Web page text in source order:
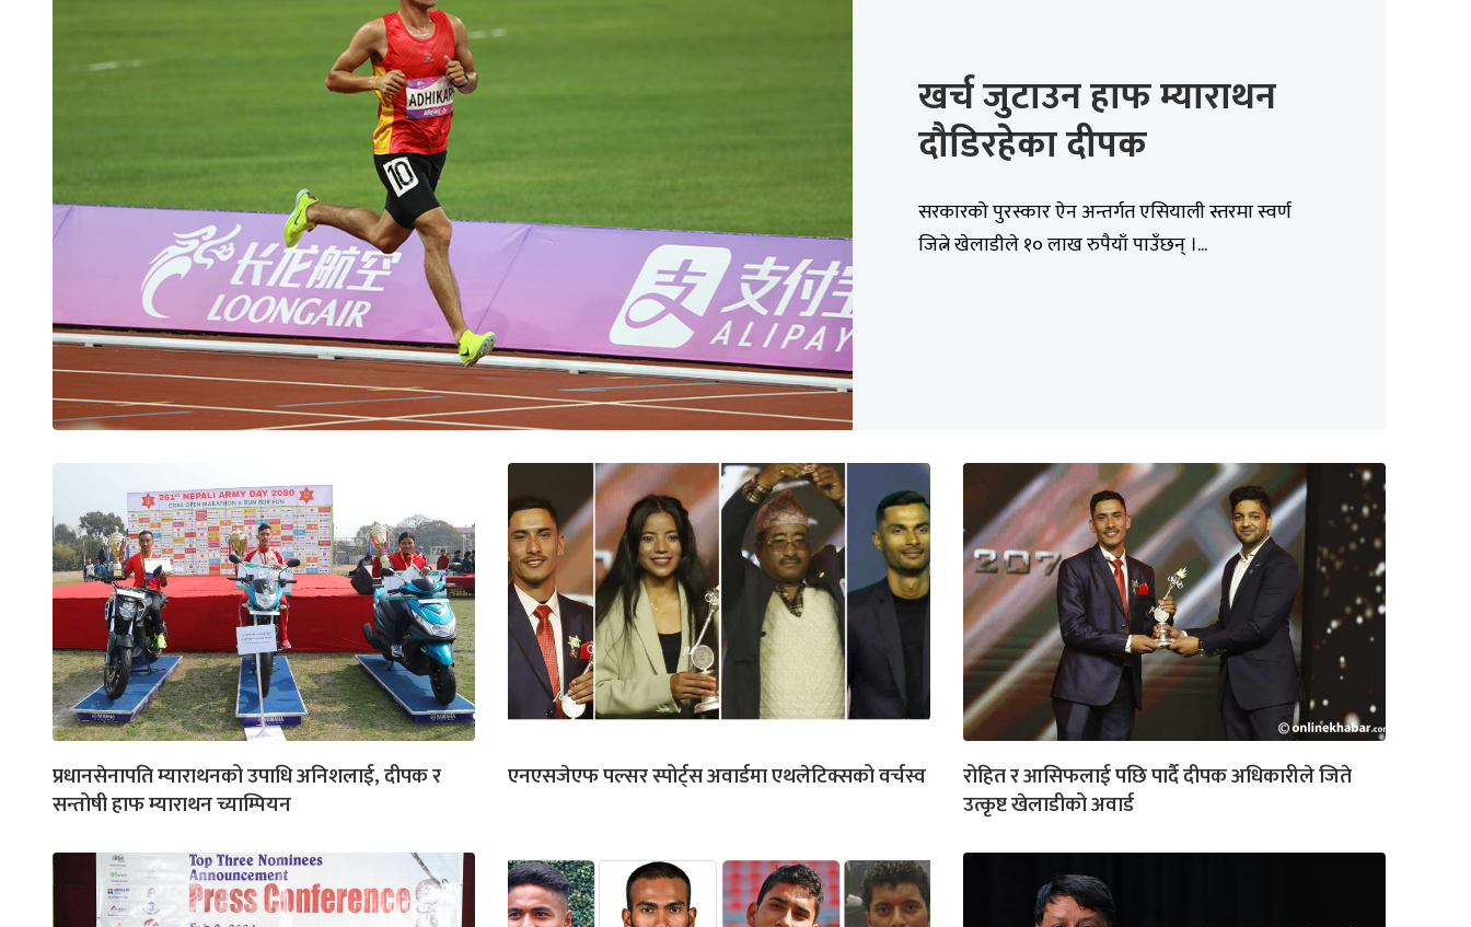
खर्च जुटाउन हाफ म्याराथन
दौडिरहेका दीपक
सरकारको पुरस्कार ऐन अन्तर्गत एसियाली स्तरमा स्वर्ण
जित्ने खेलाडीले १० लाख रुपैयाँ पाउँछन् ।...
प्रधानसेनापति म्याराथनको उपाधि अनिशलाई, दीपक र
सन्तोषी हाफ म्याराथन च्याम्पियन
एनएसजेएफ पल्सर स्पोर्ट्स अवार्डमा एथलेटिक्सको वर्चस्व
रोहित र आसिफलाई पछि पार्दै दीपक अधिकारीले जिते
उत्कृष्ट खेलाडीको अवार्ड